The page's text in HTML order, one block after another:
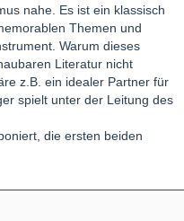
nahe. Es ist ein klassisch
Themen und
Warum dieses
Literatur nicht
z.B. ein idealer Partner für
spielt unter der Leitung des
die ersten beiden